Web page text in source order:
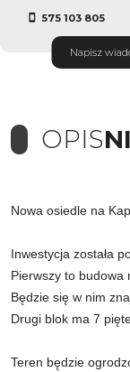
575 103 805
Napisz
OPIS
Nowa osiedle na
Inwestycja została
Pierwszy to budowa
Będzie się w nim
Drugi blok ma 7
Teren będzie